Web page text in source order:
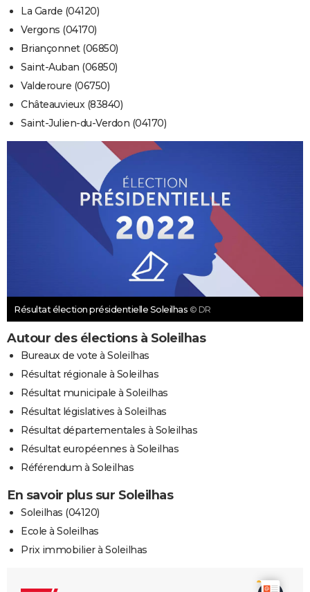
La Garde (04120)
Vergons (04170)
Briançonnet (06850)
Saint-Auban (06850)
Valderoure (06750)
Châteauvieux (83840)
Saint-Julien-du-Verdon (04170)
Résultat élection présidentielle Soleilhas © DR
Autour des élections à Soleilhas
Bureaux de vote à Soleilhas
Résultat régionale à Soleilhas
Résultat municipale à Soleilhas
Résultat législatives à Soleilhas
Résultat départementales à Soleilhas
Résultat européennes à Soleilhas
Référendum à Soleilhas
En savoir plus sur Soleilhas
Soleilhas (04120)
Ecole à Soleilhas
Prix immobilier à Soleilhas